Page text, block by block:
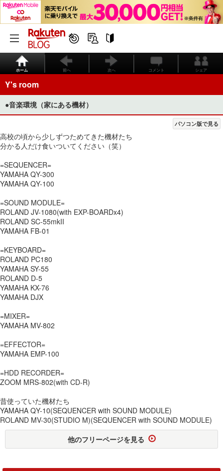
ホーム 前へ 次へ コメント シェア
Y's room
●音楽環境（家にある機材）
パソコン版で見る
高校の頃から少しずつためてきた機材たち
分かる人だけ食いついてください（笑）
=SEQUENCER=
YAMAHA QY-300
YAMAHA QY-100
=SOUND MODULE=
ROLAND JV-1080(with EXP-BOARDx4)
ROLAND SC-55mkII
YAMAHA FB-01
=KEYBOARD=
ROLAND PC180
YAMAHA SY-55
ROLAND D-5
YAMAHA KX-76
YAMAHA DJX
=MIXER=
YAMAHA MV-802
=EFFECTOR=
YAMAHA EMP-100
=HDD RECORDER=
ZOOM MRS-802(with CD-R)
昔使っていた機材たち
YAMAHA QY-10(SEQUENCER with SOUND MODULE)
ROLAND MV-30(STUDIO M)(SEQUENCER with SOUND MODULE)
他のフリーページを見る